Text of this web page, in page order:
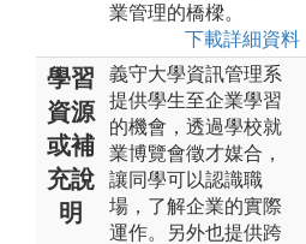
業管理的橋樑。
下載詳細資料
學習
資源
或補
充說
明
義守大學資訊管理系
提供學生至企業學習
的機會，透過學校就
業博覽會徵才媒合，
讓同學可以認識職
場，了解企業的實際
運作。另外也提供跨